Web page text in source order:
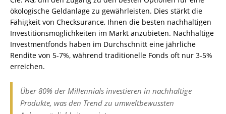
ökologische Geldanlage zu gewährleisten. Dies stärkt die
Fähigkeit von Checksurance, Ihnen die besten nachhaltigen
Investitionsmöglichkeiten im Markt anzubieten. Nachhaltige
Investmentfonds haben im Durchschnitt eine jährliche
Rendite von 5-7%, während traditionelle Fonds oft nur 3-5%
erreichen.
Über 80% der Millennials investieren in nachhaltige
Produkte, was den Trend zu umweltbewussten